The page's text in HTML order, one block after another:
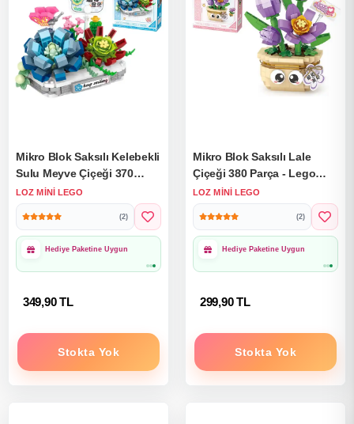
Mikro Blok Saksılı Kelebekli
Sulu Meyve Çiçeği 370
Parça - Lego Setleri - Loz
Mini Lego - Çiçek Lego -
Loz Lego - Mikro Bloklar
LOZ MINI LEGO
(2)
1000₺ Üzeri Ücretsiz
Kargo
349,90 TL
Stokta Yok
Mikro Blok Saksılı Lale
Çiçeği 380 Parça - Lego
Setleri - Loz Mini Lego -
Çiçek Lego - Loz Lego -
Mikro Bloklar
LOZ MINI LEGO
(2)
1000₺ Üzeri Ücretsiz
Kargo
299,90 TL
Stokta Yok